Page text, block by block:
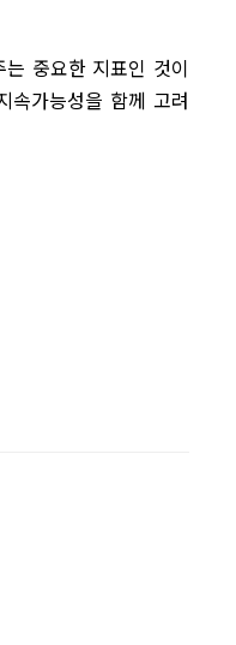
중요한 지표인 것이
속가능성을 함께 고려